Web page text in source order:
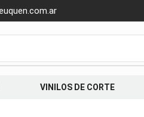
VINILOS DE CORTE